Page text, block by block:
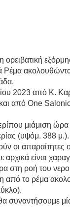
2023 από Κ.
από One
μιάμιση
(υψόμ. 388 μ.).
οι απαραίτητες
είναι
στη ροή του
από το ρέμα
συναντήσουμε